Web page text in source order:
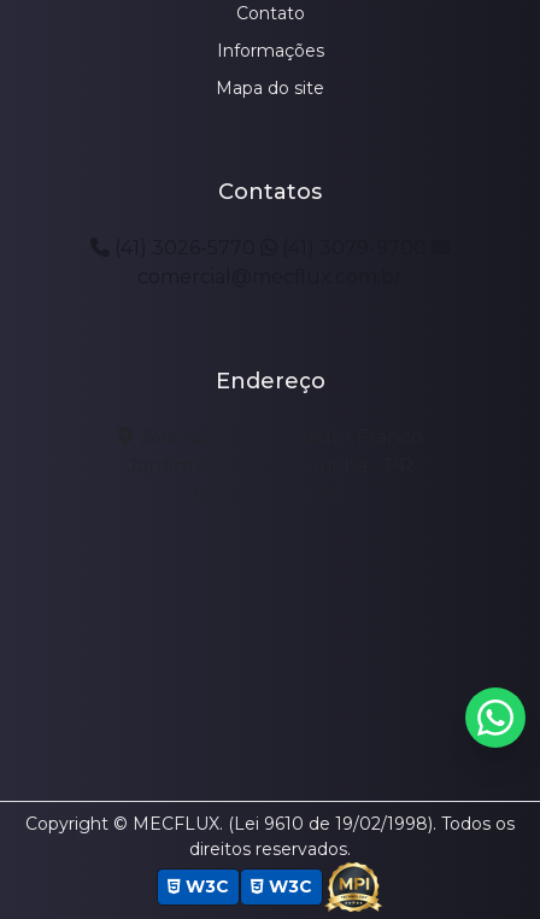
Contato
Informações
Mapa do site
Contatos
Endereço
Copyright © MECFLUX. (Lei 9610 de 19/02/1998). Todos os
direitos reservados.
W3C
W3C